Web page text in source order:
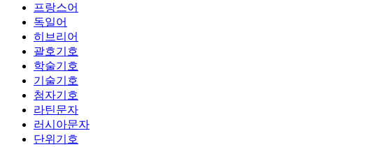
프랑스어
독일어
히브리어
괄호기호
학술기호
기술기호
첨자기호
라틴문자
러시아문자
단위기호